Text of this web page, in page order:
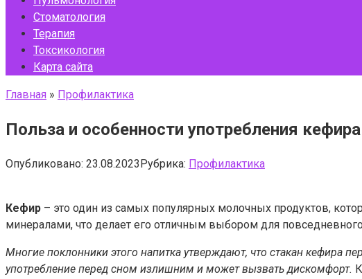
Стоматология
Терапия
Токсикология
Карта сайта
Главная » Профилактика
Польза и особенности употребления
Опубликовано: 23.08.2023Рубрика: Профилактика
Кефир – это один из самых популярных молочных продуктов,
минералами, что делает его отличным выбором для
Многие поклонники этого напитка утверждают, что стакан кефира
употребление перед сном излишним и может вызвать дискомфорт.